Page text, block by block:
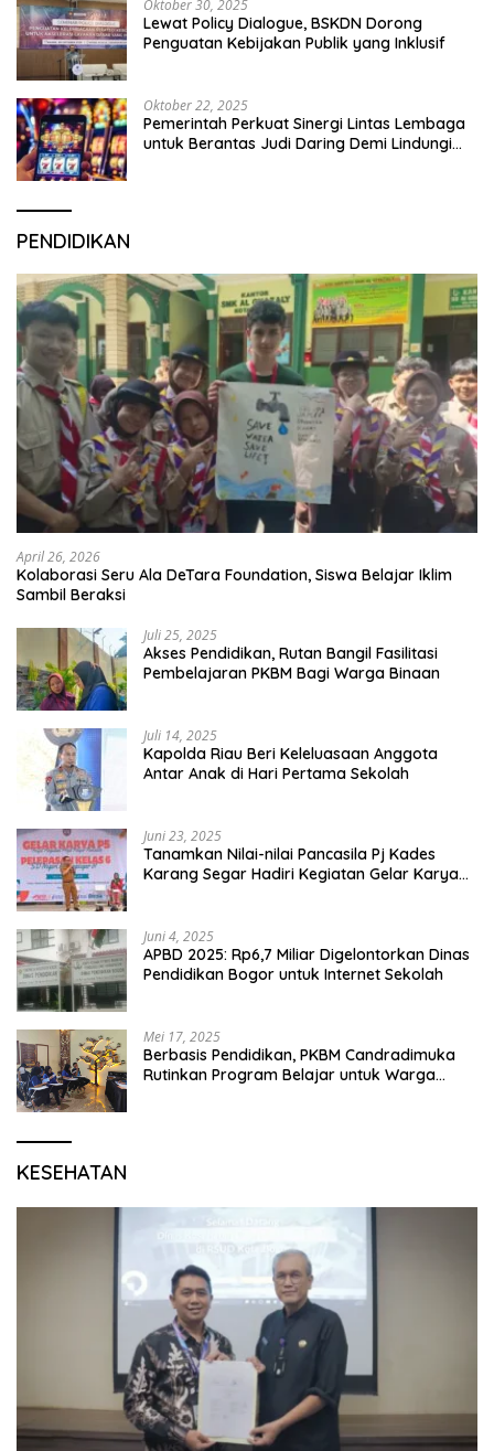
Oktober 30, 2025
Lewat Policy Dialogue, BSKDN Dorong
Penguatan Kebijakan Publik yang Inklusif
Oktober 22, 2025
Pemerintah Perkuat Sinergi Lintas Lembaga
untuk Berantas Judi Daring Demi Lindungi
PENDIDIKAN
April 26, 2026
Kolaborasi Seru Ala DeTara Foundation, Siswa Belajar Iklim
Sambil Beraksi
Juli 25, 2025
Akses Pendidikan, Rutan Bangil Fasilitasi
Pembelajaran PKBM Bagi Warga Binaan
Juli 14, 2025
Kapolda Riau Beri Keleluasaan Anggota
Antar Anak di Hari Pertama Sekolah
Juni 23, 2025
Tanamkan Nilai-nilai Pancasila Pj Kades
Karang Segar Hadiri Kegiatan Gelar Karya
Juni 4, 2025
APBD 2025: Rp6,7 Miliar Digelontorkan Dinas
Pendidikan Bogor untuk Internet Sekolah
Mei 17, 2025
Berbasis Pendidikan, PKBM Candradimuka
Rutinkan Program Belajar untuk Warga
KESEHATAN